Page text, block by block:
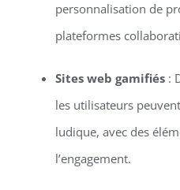
personnalisation de
plateformes
Sites web gamifiés:
les utilisateurs
ludique, avec des
l’engagement.